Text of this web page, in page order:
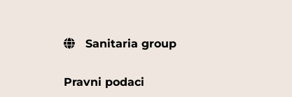
Sanitaria group
Pravni podaci